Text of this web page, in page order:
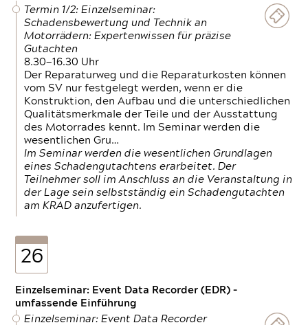
Termin 1/2: Einzelseminar:
Schadensbewertung und Technik an
Motorrädern: Expertenwissen für präzise
Gutachten
8.30—16.30 Uhr
Der Reparaturweg und die Reparaturkosten können
vom SV nur festgelegt werden, wenn er die
Konstruktion, den Aufbau und die unterschiedlichen
Qualitätsmerkmale der Teile und der Ausstattung
des Motorrades kennt. Im Seminar werden die
wesentlichen Gru…
Im Seminar werden die wesentlichen Grundlagen
eines Schadengutachtens erarbeitet. Der
Teilnehmer soll im Anschluss an die Veranstaltung in
der Lage sein selbstständig ein Schadengutachten
am KRAD anzufertigen.
26
Einzelseminar: Event Data Recorder (EDR) –
umfassende Einführung
Einzelseminar: Event Data Recorder